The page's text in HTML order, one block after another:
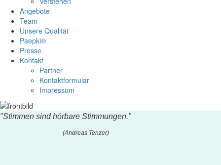
Angebote
Team
Unsere Qualität
Paepki®
Presse
Kontakt
Partner
Kontaktformular
Impressum
"Stimmen sind hörbare Stimmungen."
(Andreas Tenzer)